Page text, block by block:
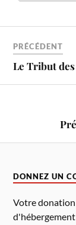
PRÉCÉDENT
Le Tribut
DONNEZ UN
Votre donation